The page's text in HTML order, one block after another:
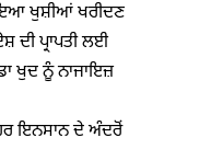
ਖੁਸ਼ੀਆਂ ਖਰੀਦਣ
ਪ੍ਰਾਪਤੀ ਲਈ
ਖੁਦ ਨੂੰ ਨਾਜਾਇਜ਼
ਇਨਸਾਨ ਦੇ ਅੰਦਰੋਂ